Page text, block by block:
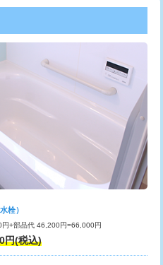
33,000円
8,800円
・修
作業）
・修
業）
22,000円
掃・修
作業）
33,000円
栓）
+部品代 46,200円=66,000円
円(税込)